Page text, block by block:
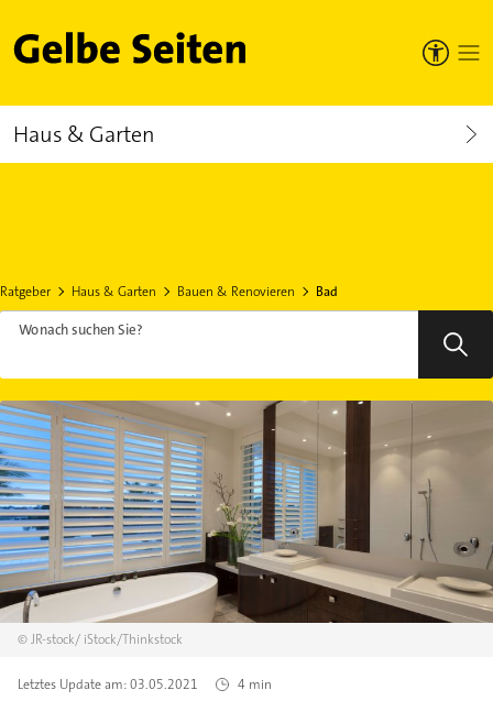
Gelbe Seiten
Haus & Garten
Ratgeber Haus & Garten Bauen & Renovieren Bad
Wonach suchen Sie?
©JR-stock/ iStock/Thinkstock
Letztes Update am:03.05.2021 4 min